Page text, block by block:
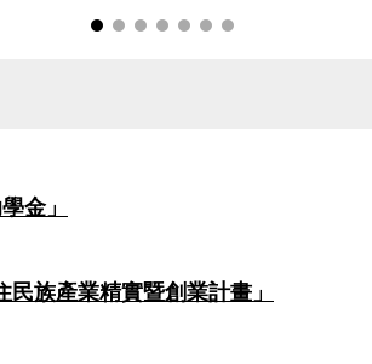
金」
族產業精實暨創業計畫」